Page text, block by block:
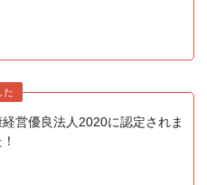
た
経営優良法人2020に認定されま